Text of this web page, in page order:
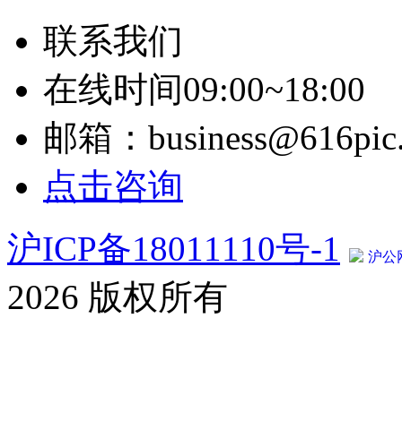
联系我们
在线时间09:00~18:00
邮箱：
点击咨询
沪ICP备18011110号-1
沪公
2026 版权所有